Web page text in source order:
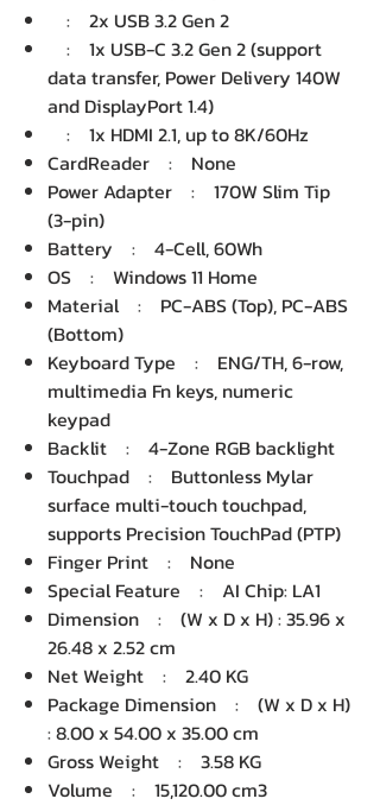
: 2x USB 3.2 Gen 2
: 1x USB-C 3.2 Gen 2 (support
data transfer, Power Delivery 140W
and DisplayPort 1.4)
: 1x HDMI 2.1, up to 8K/60Hz
CardReader : None
Power Adapter : 170W Slim Tip
(3-pin)
Battery : 4-Cell, 60Wh
OS : Windows 11 Home
Material : PC-ABS (Top), PC-ABS
(Bottom)
Keyboard Type : ENG/TH, 6-row,
multimedia Fn keys, numeric
keypad
Backlit : 4-Zone RGB backlight
Touchpad : Buttonless Mylar
surface multi-touch touchpad,
supports Precision TouchPad (PTP)
Finger Print : None
Special Feature : AI Chip: LA1
Dimension : (W x D x H) : 35.96 x
26.48 x 2.52 cm
Net Weight : 2.40 KG
Package Dimension : (W x D x H)
: 8.00 x 54.00 x 35.00 cm
Gross Weight : 3.58 KG
Volume : 15,120.00 cm3